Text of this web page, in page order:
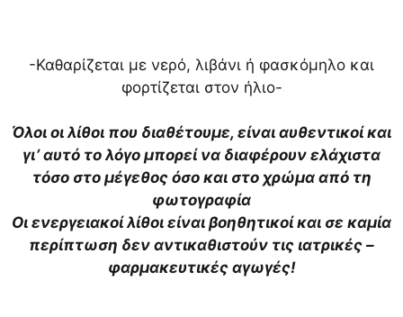
-Καθαρίζεται με νερό, λιβάνι ή φασκόμηλο και
φορτίζεται στον ήλιο-
Όλοι οι λίθοι που διαθέτουμε, είναι αυθεντικοί και
γι’ αυτό το λόγο μπορεί να διαφέρουν ελάχιστα
τόσο στο μέγεθος όσο και στο χρώμα από τη
φωτογραφία
Οι ενεργειακοί λίθοι είναι βοηθητικοί και σε καμία
περίπτωση δεν αντικαθιστούν τις ιατρικές –
φαρμακευτικές αγωγές!